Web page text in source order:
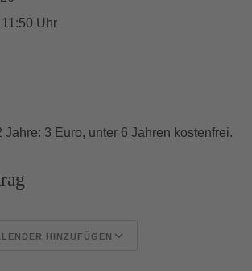
Uhr
Jahre: 3 Euro, unter 6 Jahren kostenfrei.
HINZUFÜGEN